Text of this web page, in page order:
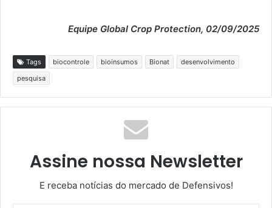
Equipe Global Crop Protection, 02/09/2025
Tags biocontrole bioinsumos Bionat
desenvolvimento
pesquisa
Assine nossa Newsletter
E receba notícias do mercado de Defensivos!